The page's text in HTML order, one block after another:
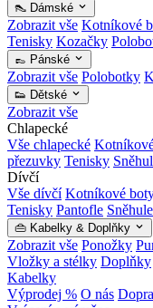
👠 Dámské
Zobrazit vše Kotníkové
Tenisky Kozačky
👞 Pánské
Zobrazit vše Polobotky
👟 Dětské
Zobrazit vše
Chlapecké
Vše chlapecké
přezuvky Tenisky
Dívčí
Vše dívčí Kotníkové
Tenisky Pantofle Sněhule
👜 Kabelky & Doplňky
Zobrazit vše Ponožky
Vložky a stélky Doplňky
Kabelky
Výprodej % O nás